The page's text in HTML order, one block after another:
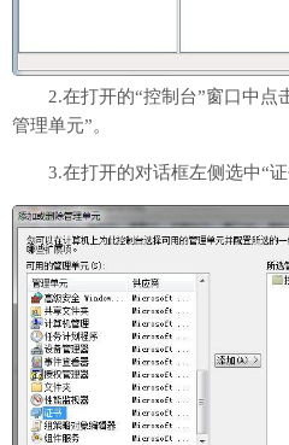
2.在打开的“控制台”窗口中点
管理单元”。
3.在打开的对话框左侧选中“